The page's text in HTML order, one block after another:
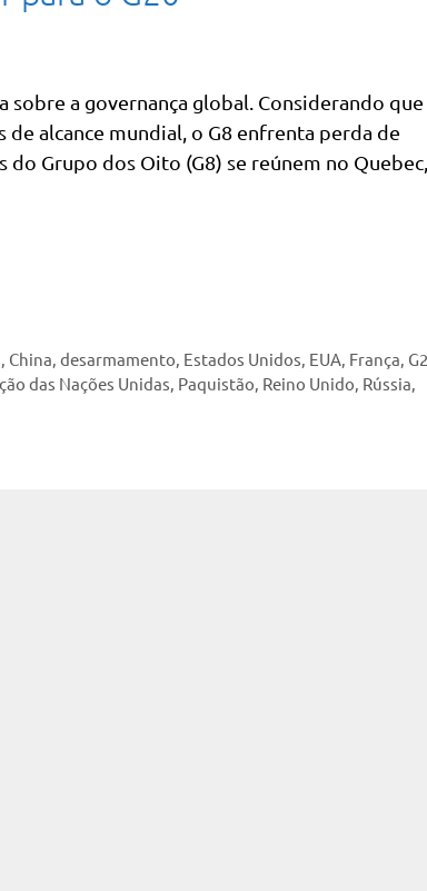
a governança global. Considerando que
alcance mundial, o G8 enfrenta perda de
Grupo dos Oito (G8) se reúnem no
, China,desarmamento, Estados Unidos, EUA, França,
das Nações Unidas, Paquistão, Reino Unido, Rússia,